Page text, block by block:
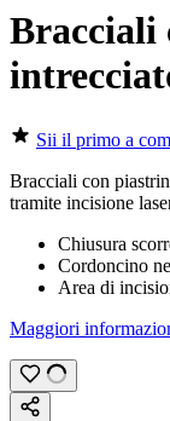
Bracciali
Sii il primo a
Bracciali con
tramite incisione
Chiusura
Cordoncino
Area di
Maggiori